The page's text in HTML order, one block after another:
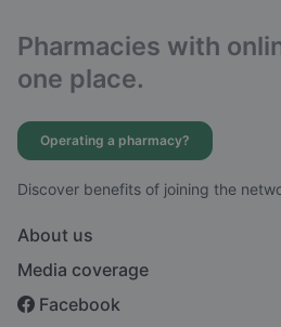
Pharmacies with
one place.
Operating a pharmacy?
Discover benefits of joining the
About us
Media coverage
Facebook